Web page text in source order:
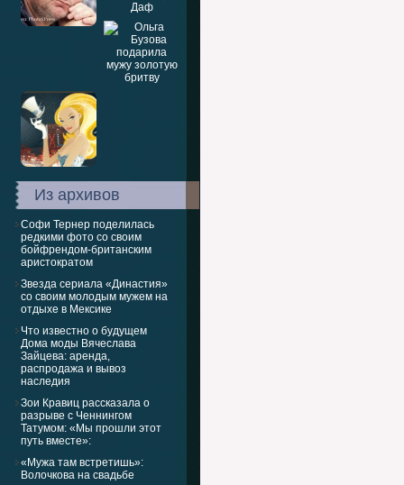
Из архивов
Софи Тернер поделилась
редкими фото со своим
бойфрендом-британским
аристократом
Звезда сериала «Династия»
со своим молодым мужем на
отдыхе в Мексике
Что известно о будущем
Дома моды Вячеслава
Зайцева: аренда,
распродажа и вывоз
наследия
Зои Кравиц рассказала о
разрыве с Ченнингом
Татумом: «Мы прошли этот
путь вместе»:
«Мужа там встретишь»:
Волочкова на свадьбе